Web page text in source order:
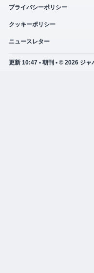
プライバシーポリシー
クッキーポリシー
ニュースレター
更新 10:47 • 朝刊 • © 2026 ジ